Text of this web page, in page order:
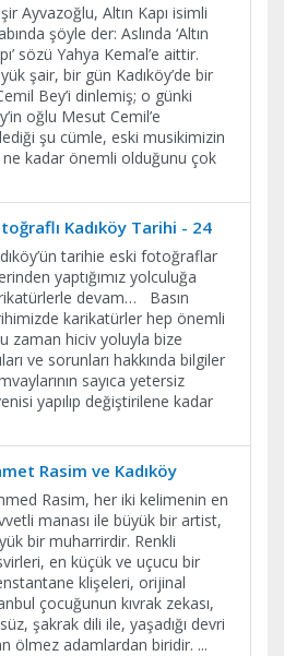
Ayvazoğlu, Altın Kapı isimli
şöyle der: Aslında ‘Altın
sözü Yahya Kemal’e aittir.
şair, bir gün Kadıköy’de bir
Bey’i dinlemiş; o günki
oğlu Mesut Cemil’e
şu cümle, eski musikimizin
ne kadar önemli olduğunu çok
Kadıköy Tarihi - 24
tarihie eski fotoğraflar
yaptığımız yolculuğa
devam… Basın
karikatürler hep önemli
zaman hiciv yoluyla bize
ve sorunları hakkında bilgiler
sayıca yetersiz
yapılıp değiştirilene kadar
Rasim ve Kadıköy
Rasim, her iki kelimenin en
manası ile büyük bir artist,
bir muharrirdir. Renkli
en küçük ve uçucu bir
klişeleri, orijinal
çocuğunun kıvrak zekası,
şakrak dili ile, yaşadığı devri
ölmez adamlardan biridir. ...